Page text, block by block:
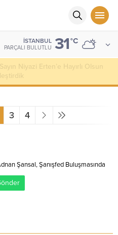
İSTANBUL
PARÇALI BULUTLU 31°C
Niyazi Erten’e Hayırlı Olsun
3 4
Şansal, Şanışfed Buluşmasında